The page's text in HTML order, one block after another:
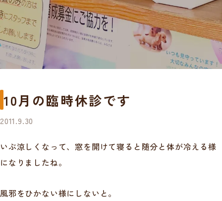
10月の臨時休診です
2011.9.30
いぶ涼しくなって、窓を開けて寝ると随分と体が冷える様
になりましたね。
風邪をひかない様にしないと。